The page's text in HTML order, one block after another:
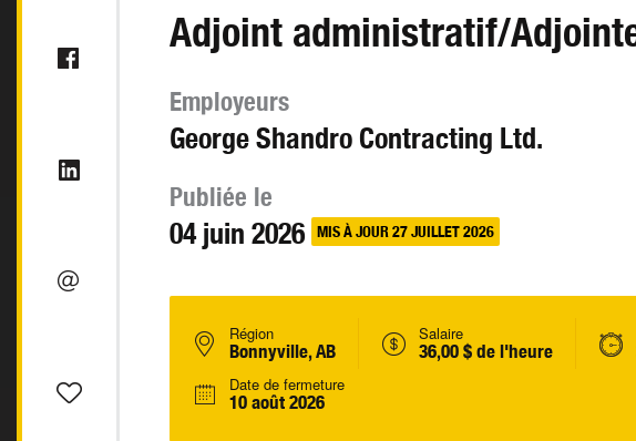
Adjoint administratif/
Employeurs
George Shandro Contracting Ltd.
Publiée le
04 juin 2026 MIS À JOUR 27 JUILLET 2026
Région
Bonnyville, AB
Salaire
36,00 $ de l'heure
Date de fermeture
10 août 2026